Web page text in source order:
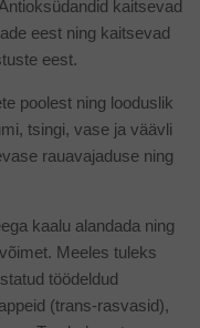
kaitsevad
eest ning kaitsevad
eest.
poolest ning looduslik
tsingi, vase ja väävli
rauavajaduse ning
kaalu alandada ning
Meeles tuleks
töödeldud
(trans-rasvasid),